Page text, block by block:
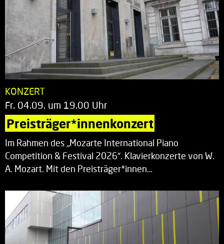
KONZERT
Fr. 04.09. um 19.00 Uhr
Preisträger*innenkonzert
Im Rahmen des „Mozarte International Piano
Competition & Festival 2026“. Klavierkonzerte von W.
A. Mozart. Mit den Preisträger*innen…